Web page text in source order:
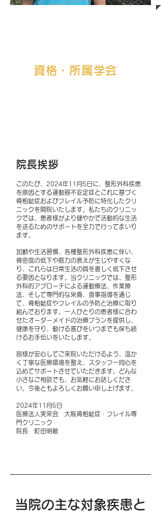
資格・所属学会
院長挨拶
このたび、2024年11月5日に、整形外科疾患
を原因とする運動器不安定症とこれに基づく
骨粗鬆症およびフレイル予防に特化したクリ
ニックを開院いたします。私たちのクリニッ
クでは、患者様がより健やかで活動的な生活
を送るためのサポートを全力で行ってまいり
ます。
加齢や生活習慣、各種整形外科疾患に伴い、
骨密度の低下や筋力の衰えが生じやすくな
り、これらは日常生活の質を著しく低下させ
る要因となります。当クリニックでは、整形
外科的アプローチによる運動療法、作業療
法、そして専門的な栄養、食事指導を通じ
て、骨粗鬆症やフレイルの予防と治療に取り
組んでおります。一人ひとりの患者様に合わ
せたオーダーメイドの治療プランを提供し、
健康を守り、動ける喜びをいつまでも保ち続
けるお手伝いをいたします。
皆様が安心してご来院いただけるよう、温か
く丁寧な医療環境を整え、スタッフ一同心を
込めてサポートさせていただきます。どんな
小さなご相談でも、お気軽にお話しくださ
い。今後ともよろしくお願い申し上げます。
2024年11月5日
医療法人実來会 大阪骨粗鬆症・フレイル専
門クリニック
院長 町田明敏
当院の主な対象疾患と